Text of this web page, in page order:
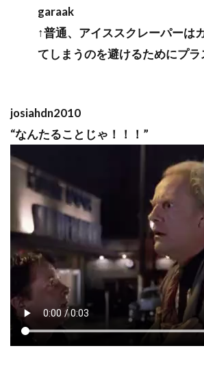
garaak
↑普通、アイススクレーパーは
てしまうのを避けるためにプラ
josiahdn2010
“なんたることじゃ！！！”